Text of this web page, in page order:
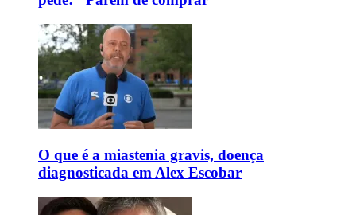
O que é a miastenia gravis, doença
diagnosticada em Alex Escobar